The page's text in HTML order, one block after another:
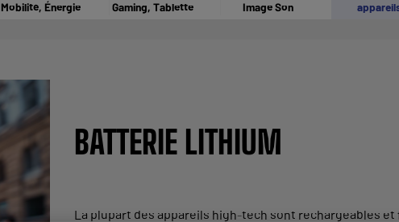
Mobilité, Énergie
Gaming, Tablette
Image Son
BATTERIE LITHIUM
La plupart des appareils high-tech sont rechargeables